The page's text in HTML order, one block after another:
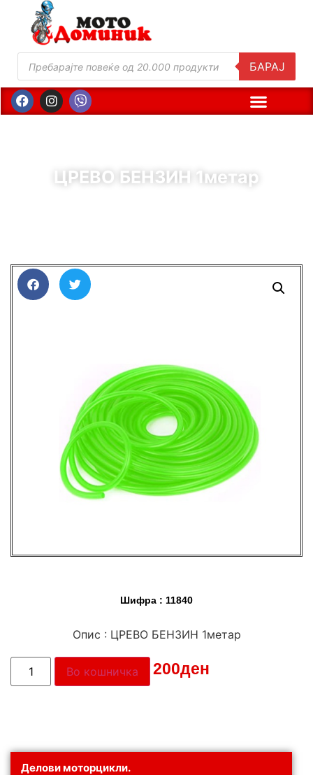
БАРАЈ
ЦРЕВО БЕНЗИН 1метар
Делови моторцикли.
Шифра : 11840
Опис : ЦРЕВО БЕНЗИН 1метар
Цена: 200ден
Во кошничка